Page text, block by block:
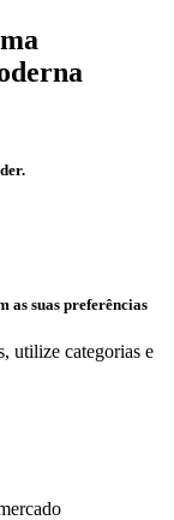
as suas preferências
utilize categorias e